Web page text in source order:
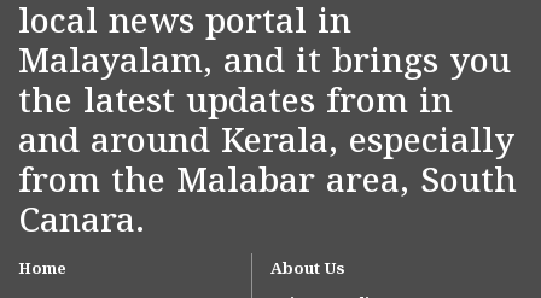
local news portal in
Malayalam, and it brings you
the latest updates from in
and around Kerala, especially
from the Malabar area, South
Canara.
Home
About Us